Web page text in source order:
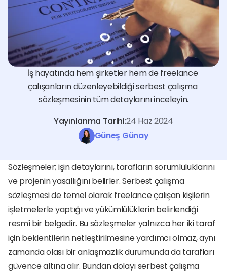
İş hayatında hem şirketler hem de freelance
çalışanların düzenleyebildiği serbest çalışma
sözleşmesinin tüm detaylarını inceleyin.
Yayınlanma Tarihi:24 Haz 2024
Güneş Günay
Sözleşmeler; işin detaylarını, tarafların sorumluluklarını
ve projenin yasallığını belirler. Serbest çalışma
sözleşmesi de temel olarak freelance çalışan kişilerin
işletmelerle yaptığı ve yükümlülüklerin belirlendiği
resmî bir belgedir. Bu sözleşmeler yalnızca her iki taraf
için beklentilerin netleştirilmesine yardımcı olmaz, aynı
zamanda olası bir anlaşmazlık durumunda da tarafları
güvence altına alır. Bundan dolayı serbest çalışma